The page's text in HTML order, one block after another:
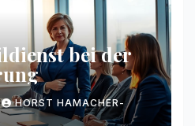
bei der
HORST HAMACHER-